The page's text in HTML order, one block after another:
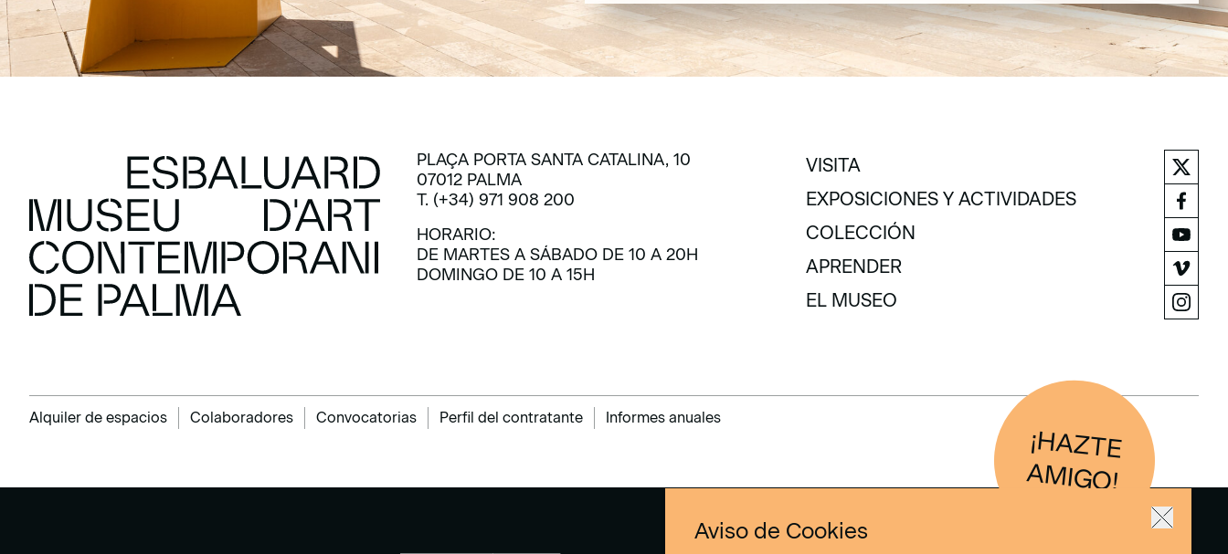
PLAÇA PORTA SANTA CATALINA, 10
07012 PALMA
T. (+34) 971 908 200
HORARIO:
DE MARTES A SÁBADO DE 10 A 20H
DOMINGO DE 10 A 15H
VISITA
VISITA
EXPOSICIONES Y ACTIVIDADES
EXPOSICIONES Y ACTIVIDADES
COLECCIÓN
COLECCIÓN
APRENDER
APRENDER
EL MUSEO
Alquiler de espacios Colaboradores Convocatorias Perfil del contratante Informes anuales
¡H
AZTE
AM
IG
O
!
Aviso de Cookies